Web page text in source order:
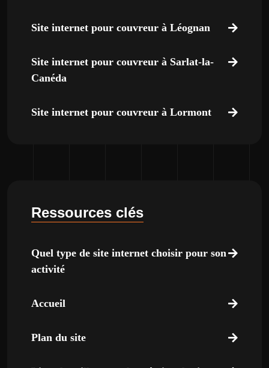
Site internet pour couvreur à Léognan
Site internet pour couvreur à Sarlat-la-
Canéda
Site internet pour couvreur à Lormont
Ressources clés
Quel type de site internet choisir pour son
activité
Accueil
Plan du site